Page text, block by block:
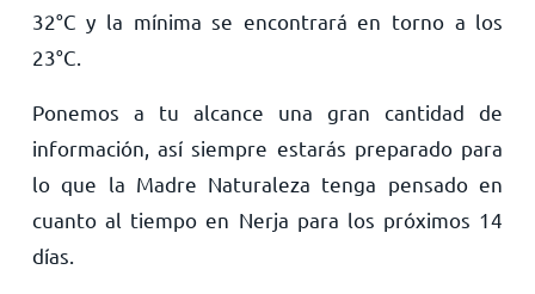
32°C y la mínima se encontrará en torno a los
23°C
Ponemos a tu alcance una gran cantidad de
información, así siempre estarás preparado para
lo que la Madre Naturaleza tenga pensado en
cuanto al tiempo en Nerja para los próximos 14
días.